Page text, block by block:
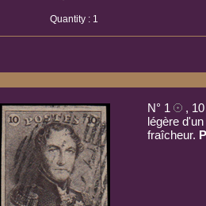
Quantity : 1
N° 1
,
légère
fraîcheur.